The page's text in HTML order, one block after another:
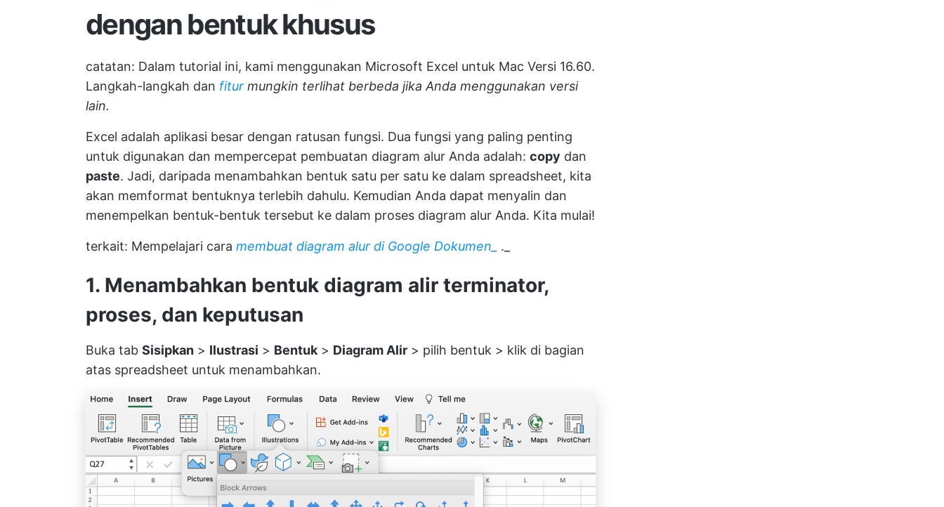
dengan bentuk khusus
catatan: Dalam tutorial ini, kami menggunakan Microsoft Excel untuk Mac Versi 16.60.
Langkah-langkah dan fitur mungkin terlihat berbeda jika Anda menggunakan versi
lain.
Excel adalah aplikasi besar dengan ratusan fungsi. Dua fungsi yang paling penting
untuk digunakan dan mempercepat pembuatan diagram alur Anda adalah: copy dan
paste. Jadi, daripada menambahkan bentuk satu per satu ke dalam spreadsheet, kita
akan memformat bentuknya terlebih dahulu. Kemudian Anda dapat menyalin dan
menempelkan bentuk-bentuk tersebut ke dalam proses diagram alur Anda. Kita mulai!
terkait: Mempelajari cara membuat diagram alur di Google Dokumen_ ._
1. Menambahkan bentuk diagram alir terminator,
proses, dan keputusan
Buka tab Sisipkan > Ilustrasi > Bentuk > Diagram Alir > pilih bentuk > klik di bagian
atas spreadsheet untuk menambahkan.